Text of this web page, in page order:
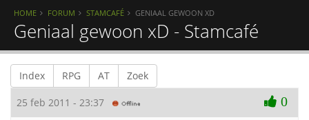
HOME FORUM STAMCAFÉ GENIAAL GEWOON XD
Geniaal gewoon xD - Stamcafé
Index RPG AT Zoek
25 feb 2011 - 23:37 0